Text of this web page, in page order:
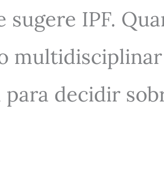
IPF.
decidir